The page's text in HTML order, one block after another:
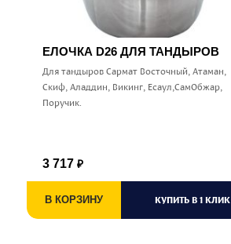
ЕЛОЧКА D26 ДЛЯ ТАНДЫРОВ
Для тандыров Сармат Восточный, Атаман,
Скиф, Аладдин, Викинг, Есаул,СамОбжар,
Поручик.
3 717 ₽
В КОРЗИНУ КУПИТЬ В 1 КЛИК